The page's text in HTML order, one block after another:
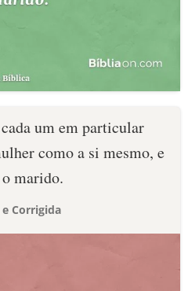
um em particular
como a si mesmo, e
marido.
Corrigida